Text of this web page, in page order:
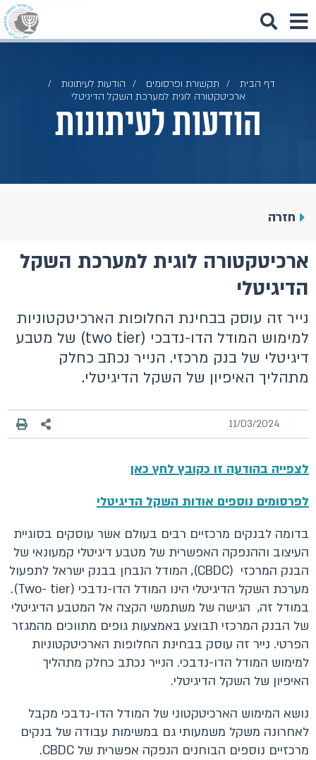
דף הבית תקשורת ופרסומים
הודעות לעיתונות
ארכיטקטורה לוגית למערכת השקל הדיגיטלי
הודעות לעיתונות
חזרה
ארכיטקטורה לוגית למערכת השקל
הדיגיטלי
נייר זה עוסק בבחינת החלופות הארכיטקטוניות
למימוש המודל הדו-נדבכי (two tier) של מטבע
דיגיטלי של בנק מרכזי. הנייר נכתב כחלק
מתהליך האיפיון של השקל הדיגיטלי.
11/03/2024
לצפייה בהודעה זו כקובץ לחץ כאן
לפרסומים נוספים אודות השקל הדיגיטלי
בדומה לבנקים מרכזיים רבים בעולם אשר עוסקים בסוגיית
העיצוב וההנפקה האפשרית של מטבע דיגיטלי קמעונאי של
הבנק המרכזי (CBDC), המודל הנבחן בבנק ישראל לתפעול
מערכת השקל הדיגיטלי הינו המודל הדו-נדבכי (Two- tier).
במודל זה, הגישה של משתמשי הקצה אל המטבע הדיגיטלי
של הבנק המרכזי תבוצע באמצעות גופים מתווכים מהמגזר
הפרטי. נייר זה עוסק בבחינת החלופות הארכיטקטוניות
למימוש המודל הדו-נדבכי. הנייר נכתב כחלק מתהליך
האיפיון של השקל הדיגיטלי.
נושא המימוש הארכיטקטוני של המודל הדו-נדבכי מקבל
לאחרונה משקל משמעותי גם במשימות עבודה של בנקים
מרכזיים נוספים הבוחנים הנפקה אפשרית של CBDC.